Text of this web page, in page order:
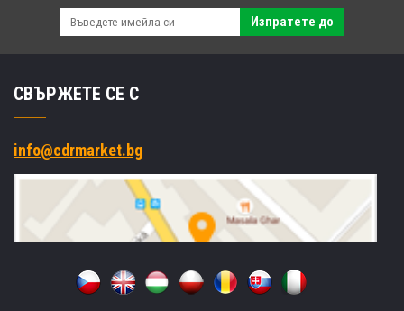
Изпратете до
СВЪРЖЕТЕ СЕ С
info@cdrmarket.bg